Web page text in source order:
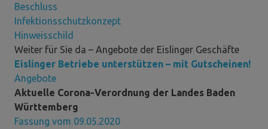
Beschluss
Infektionsschutzkonzept
Hinweisschild
Weiter für Sie da – Angebote der Eislinger Geschäfte
Eislinger Betriebe unterstützen – mit Gutscheinen!
Angebote
Aktuelle Corona-Verordnung der Landes Baden
Württemberg
Fassung vom 09.05.2020